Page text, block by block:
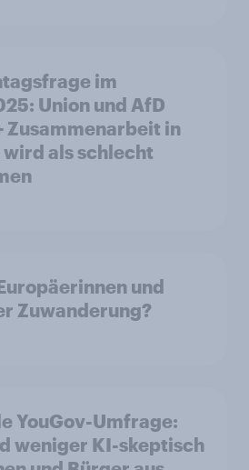
im
Union und AfD
Zusammenarbeit in
als schlecht
und
Zuwanderung?
YouGov-Umfrage:
weniger KI-skeptisch